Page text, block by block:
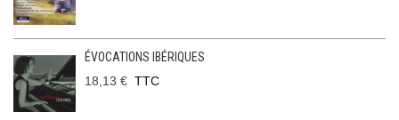
ÉVOCATIONS IBÉRIQUES
18,13 € TTC